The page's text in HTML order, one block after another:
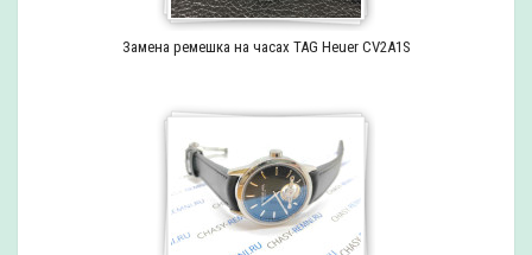
Замена ремешка на часах TAG Heuer CV2A1S